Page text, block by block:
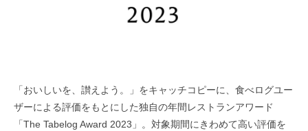
「おいしいを、讃えよう。」をキャッチコピーに、食べログユー
ザーによる評価をもとにした独自の年間レストランアワード
「The Tabelog Award 2023」。対象期間にきわめて高い評価を